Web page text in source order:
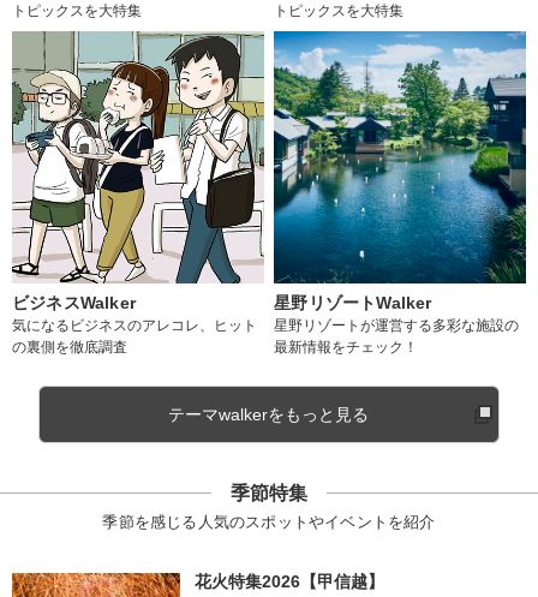
トピックスを大特集
トピックスを大特集
ビジネスWalker
気になるビジネスのアレコレ、ヒット
の裏側を徹底調査
星野リゾートWalker
星野リゾートが運営する多彩な施設の
最新情報をチェック！
テーマwalkerをもっと見る
季節特集
季節を感じる人気のスポットやイベントを紹介
花火特集2026【甲信越】